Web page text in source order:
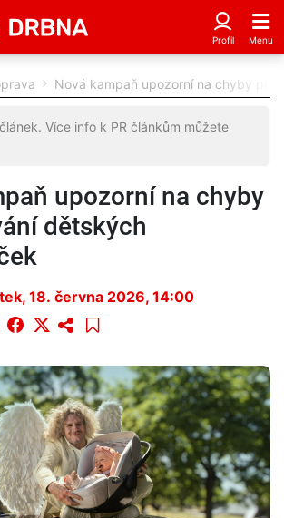
Nová kampaň upozorní na chyby při
Více info k PR článkům můžete
upozorní na chyby
dětských
18. června 2026, 14:00